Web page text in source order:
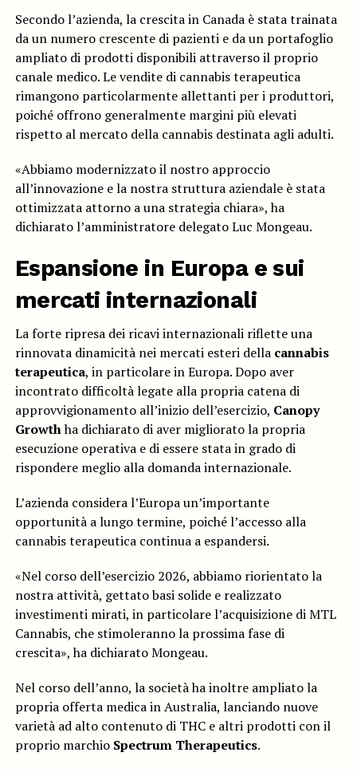
Secondo l’azienda, la crescita in Canada è stata trainata
da un numero crescente di pazienti e da un portafoglio
ampliato di prodotti disponibili attraverso il proprio
canale medico. Le vendite di cannabis terapeutica
rimangono particolarmente allettanti per i produttori,
poiché offrono generalmente margini più elevati
rispetto al mercato della cannabis destinata agli adulti.
«Abbiamo modernizzato il nostro approccio
all’innovazione e la nostra struttura aziendale è stata
ottimizzata attorno a una strategia chiara», ha
dichiarato l’amministratore delegato Luc Mongeau.
Espansione in Europa e sui
mercati internazionali
La forte ripresa dei ricavi internazionali riflette una
rinnovata dinamicità nei mercati esteri della cannabis
terapeutica, in particolare in Europa. Dopo aver
incontrato difficoltà legate alla propria catena di
approvvigionamento all’inizio dell’esercizio, Canopy
Growthha dichiarato di aver migliorato la propria
esecuzione operativa e di essere stata in grado di
rispondere meglio alla domanda internazionale.
L’azienda considera l’Europa un’importante
opportunità a lungo termine, poiché l’accesso alla
cannabis terapeutica continua a espandersi.
«Nel corso dell’esercizio 2026, abbiamo riorientato la
nostra attività, gettato basi solide e realizzato
investimenti mirati, in particolare l’acquisizione di MTL
Cannabis, che stimoleranno la prossima fase di
crescita», ha dichiarato Mongeau.
Nel corso dell’anno, la società ha inoltre ampliato la
propria offerta medica in Australia, lanciando nuove
varietà ad alto contenuto di THC e altri prodotti con il
proprio marchio Spectrum Therapeutics.